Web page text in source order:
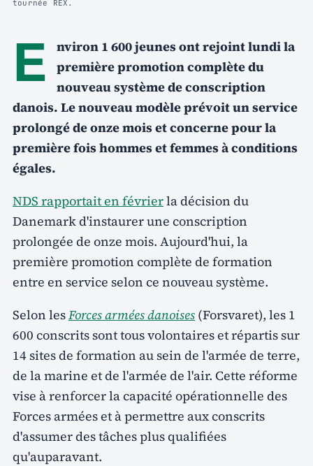
tournée REX.
E
nviron 1 600 jeunes ont rejoint lundi la
première promotion complète du
nouveau système de conscription
danois. Le nouveau modèle prévoit un service
prolongé de onze mois et concerne pour la
première fois hommes et femmes à conditions
égales.
NDS rapportait en févrierla décision du
Danemark d'instaurer une conscription
prolongée de onze mois. Aujourd'hui, la
première promotion complète de formation
entre en service selon ce nouveau système.
Selon lesForces armées danoises (Forsvaret), les 1
600 conscrits sont tous volontaires et répartis sur
14 sites de formation au sein de l'armée de terre,
de la marine et de l'armée de l'air. Cette réforme
vise à renforcer la capacité opérationnelle des
Forces armées et à permettre aux conscrits
d'assumer des tâches plus qualifiées
qu'auparavant.